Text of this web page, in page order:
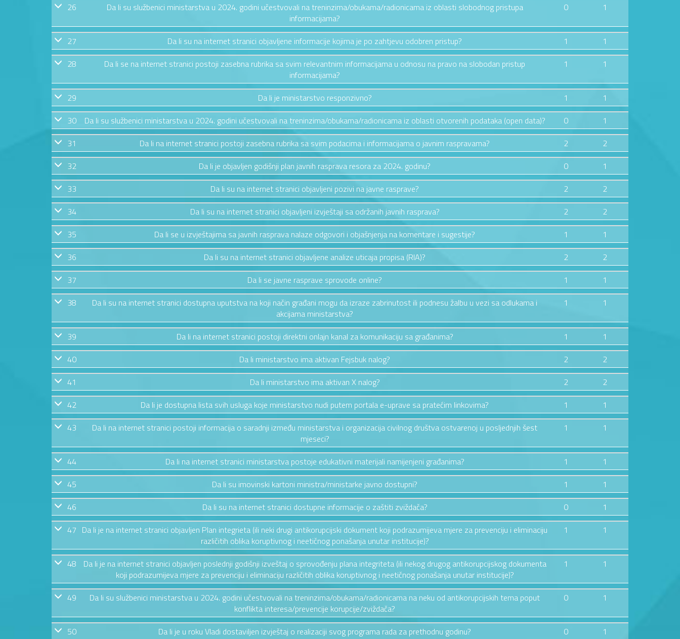
26
Da li su službenici ministarstva u 2024. godini učestvovali na treninzima/obukama/radionicama iz oblasti slobodnog pristupa
informacijama?
0 1
27 Da li su na internet stranici objavljene informacije kojima je po zahtjevu odobren pristup? 1
1
28
Da li se na internet stranici postoji zasebna rubrika sa svim relevantnim informacijama u odnosu na pravo na slobodan pristup
informacijama?
1 1
29 Da li je ministarstvo responzivno? 1
1
30
Da li su službenici ministarstva u 2024. godini učestvovali na treninzima/obukama/radionicama iz oblasti otvorenih podataka (open data)? 0
1
31
Da li na internet stranici postoji zasebna rubrika sa svim podacima i informacijama o javnim raspravama? 2
2
32
Da li je objavljen godišnji plan javnih rasprava resora za 2024. godinu? 0
1
33
Da li su na internet stranici objavljeni pozivi na javne rasprave? 2
2
34
Da li su na internet stranici objavljeni izvještaji sa održanih javnih rasprava? 2
2
35
Da li se u izvještajima sa javnih rasprava nalaze odgovori i objašnjenja na komentare i sugestije? 1
1
36
Da li su na internet stranici objavljene analize uticaja propisa (RIA)? 2
2
37
Da li se javne rasprave sprovode online? 1
1
38
Da li su na internet stranici dostupna uputstva na koji način građani mogu da izraze zabrinutost ili podnesu žalbu u vezi sa odlukama i
akcijama ministarstva?
1 1
39 Da li na internet stranici postoji direktni onlajn kanal za komunikaciju sa građanima? 1
1
40
Da li ministarstvo ima aktivan Fejsbuk nalog? 2
2
41
Da li ministarstvo ima aktivan X nalog? 2
2
42
Da li je dostupna lista svih usluga koje ministarstvo nudi putem portala e-uprave sa pratećim linkovima? 1
1
43
Da li na internet stranici postoji informacija o saradnji između ministarstva i organizacija civilnog društva ostvarenoj u posljednjih šest
mjeseci?
1 1
44 Da li na internet stranici ministarstva postoje edukativni materijali namijenjeni građanima? 1
1
45
Da li su imovinski kartoni ministra/ministarke javno dostupni? 1
1
46
Da li su na internet stranici dostupne informacije o zaštiti zviždača? 0
1
47 Da li je na internet stranici objavljen Plan integrieta (ili neki drugi antikorupcijski dokument koji podrazumijeva mjere za prevenciju i eliminaciju
različitih oblika koruptivnog i neetičnog ponašanja unutar institucije)?
1 1
48
Da li je na internet stranici objavljen poslednji godišnji izveštaj o sprovođenju plana integriteta (ili nekog drugog antikorupcijskog dokumenta
koji podrazumijeva mjere za prevenciju i eliminaciju različitih oblika koruptivnog i neetičnog ponašanja unutar institucije)?
1 1
49
Da li su službenici ministarstva u 2024. godini učestvovali na treninzima/obukama/radionicama na neku od antikorupcijskih tema poput
konflikta interesa/prevencije korupcije/zviždača?
0 1
50 Da li je u roku Vladi dostaviljen izvještaj o realizaciji svog programa rada za prethodnu godinu? 0 1